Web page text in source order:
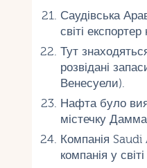
Саудівська
світі
Тут
розвідані
Венесуели).
Нафта було
містечку
Компанія
компанія у